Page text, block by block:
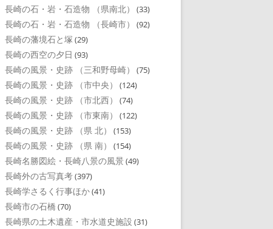
長崎の石・岩・石造物 （県南北） (33)
長崎の石・岩・石造物 （長崎市） (92)
長崎の藩境石と塚 (29)
長崎の西空の夕日 (93)
長崎の風景・史跡 （三和野母崎） (75)
長崎の風景・史跡 （市中央） (124)
長崎の風景・史跡 （市北西） (74)
長崎の風景・史跡 （市東南） (122)
長崎の風景・史跡 （県 北） (153)
長崎の風景・史跡 （県 南） (154)
長崎名勝図絵・長崎八景の風景 (49)
長崎外の古写真考(397)
長崎学さるく行事ほか(41)
長崎市の石橋 (70)
長崎県の土木遺産・市水道史施設 (31)